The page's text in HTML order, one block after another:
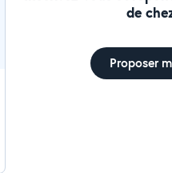
de
Proposer